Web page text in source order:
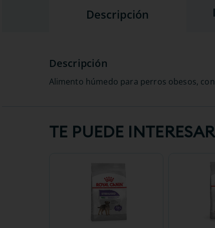
Descripción
Alimento húmedo para perros obesos,
TE PUEDE INTERESAR